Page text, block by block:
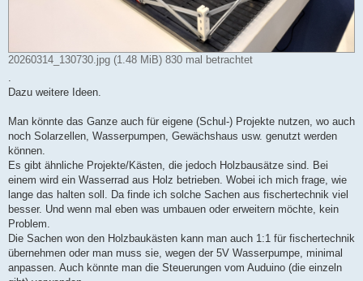
20260314_130730.jpg (1.48 MiB) 830 mal betrachtet
.
Dazu weitere Ideen.
Man könnte das Ganze auch für eigene (Schul-) Projekte nutzen, wo auch
noch Solarzellen, Wasserpumpen, Gewächshaus usw. genutzt werden
können.
Es gibt ähnliche Projekte/Kästen, die jedoch Holzbausätze sind. Bei
einem wird ein Wasserrad aus Holz betrieben. Wobei ich mich frage, wie
lange das halten soll. Da finde ich solche Sachen aus fischertechnik viel
besser. Und wenn mal eben was umbauen oder erweitern möchte, kein
Problem.
Die Sachen won den Holzbaukästen kann man auch 1:1 für fischertechnik
übernehmen oder man muss sie, wegen der 5V Wasserpumpe, minimal
anpassen. Auch könnte man die Steuerungen vom Auduino (die einzeln